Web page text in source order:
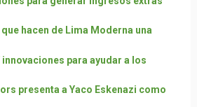
hacen de Lima Moderna una
innovaciones para ayudar a los
presenta a Yaco Eskenazi como